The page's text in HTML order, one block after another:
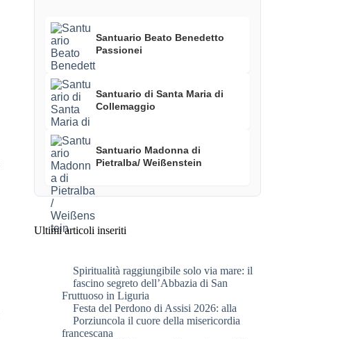
Santuario Beato Benedetto
Passionei
Santuario di Santa Maria di
Collemaggio
Santuario Madonna di
Pietralba/ Weißenstein
Ultimi articoli inseriti
Spiritualità raggiungibile solo via mare: il
fascino segreto dell’Abbazia di San
Fruttuoso in Liguria
Festa del Perdono di Assisi 2026: alla
Porziuncola il cuore della misericordia
francescana